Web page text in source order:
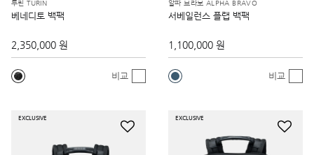
투린 TURIN
베네디토 백팩
2,350,000 원
비교
알파 브라보 ALPHA BRAVO
서베일런스 플랩 백팩
1,100,000 원
비교
EXCLUSIVE EXCLUSIVE